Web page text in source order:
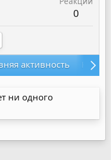
0
активность
ни одного